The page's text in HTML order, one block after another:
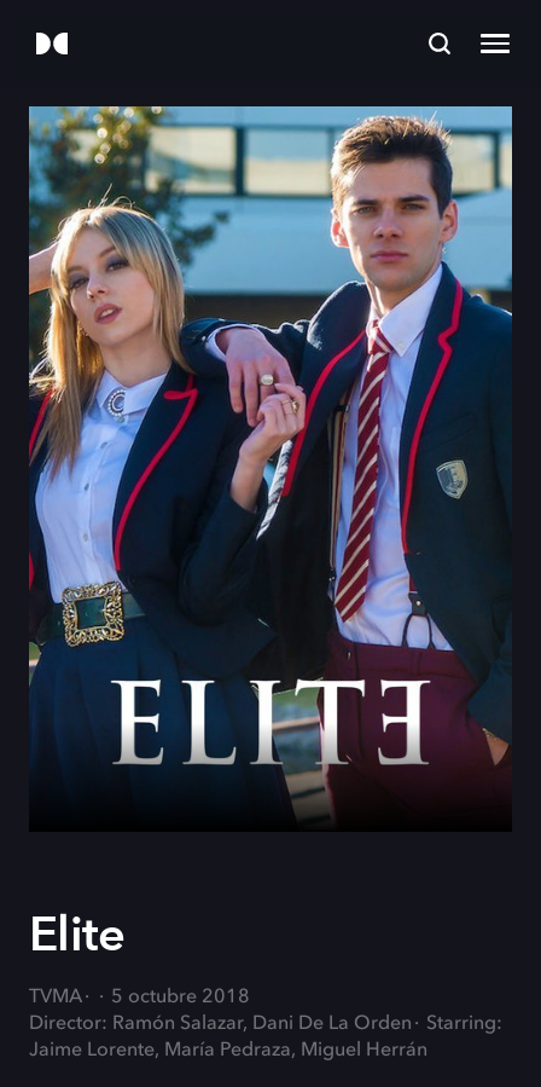
Elite
TVMA
5 octubre 2018
Director: Ramón Salazar, Dani De La Orden
Starring:
Jaime Lorente, María Pedraza, Miguel Herrán